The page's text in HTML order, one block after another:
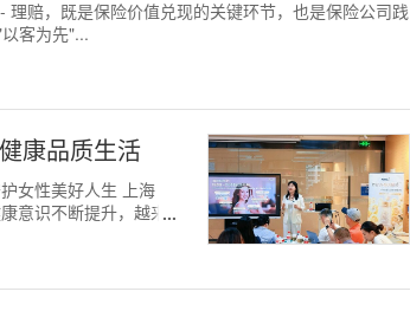
赔，既是保险价值兑现的关键环节，也是保险公司践
客为先"...
康品质生活
女性美好人生 上海
意识不断提升，越来